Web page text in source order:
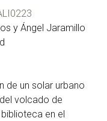
y Ángel Jaramillo
de un solar urbano
volcado de
en el